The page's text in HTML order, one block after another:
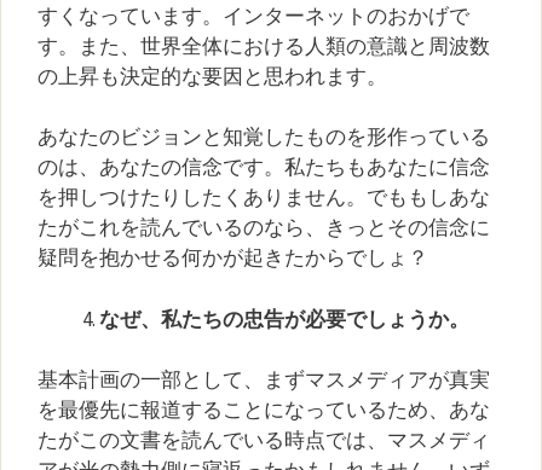
すくなっています。インターネットのおかげで
す。また、世界全体における人類の意識と周波数
の上昇も決定的な要因と思われます。
あなたのビジョンと知覚したものを形作っている
のは、あなたの信念です。私たちもあなたに信念
を押しつけたりしたくありません。でももしあな
たがこれを読んでいるのなら、きっとその信念に
疑問を抱かせる何かが起きたからでしょ？
なぜ、私たちの忠告が必要でしょうか。
基本計画の一部として、まずマスメディアが真実
を最優先に報道することになっているため、あな
たがこの文書を読んでいる時点では、マスメディ